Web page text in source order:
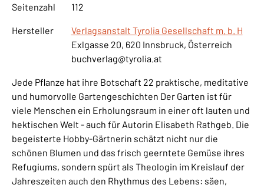
Seitenzahl 112
Hersteller
Verlagsanstalt Tyrolia Gesellschaft m. b. H
Exlgasse 20, 620 Innsbruck, Österreich
buchverlag@tyrolia.at
Jede Pflanze hat ihre Botschaft 22 praktische, meditative
und humorvolle Gartengeschichten Der Garten ist für
viele Menschen ein Erholungsraum in einer oft lauten und
hektischen Welt - auch für Autorin Elisabeth Rathgeb. Die
begeisterte Hobby-Gärtnerin schätzt nicht nur die
schönen Blumen und das frisch geerntete Gemüse ihres
Refugiums, sondern spürt als Theologin im Kreislauf der
Jahreszeiten auch den Rhythmus des Lebens: säen,